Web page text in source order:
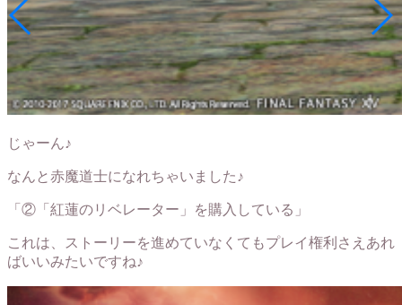
じゃーん♪
なんと赤魔道士になれちゃいました♪
「 ②「紅蓮のリベレーター」を購入している 」
これは、ストーリーを進めていなくてもプレイ権利さえあれ
ばいいみたいですね♪